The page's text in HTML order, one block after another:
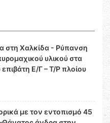
στη Χαλκίδα - Ρύπανση
υλικού στα
Ε/Γ – Τ/Ρ πλοίου
με τον εντοπισμό 45